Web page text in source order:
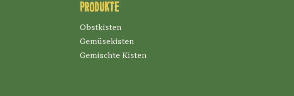
Produkte
Obstkisten
Gemüsekisten
Gemischte Kisten